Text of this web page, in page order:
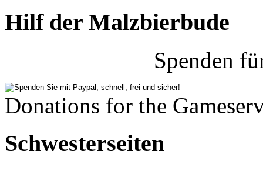
Hilf der Malzbierbude
Spenden
Donations for the
Schwesterseiten